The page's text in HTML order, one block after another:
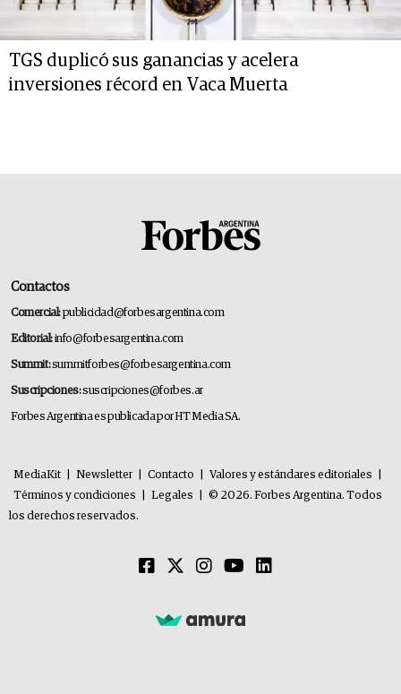
TGS duplicó sus ganancias y acelera
inversiones récord en Vaca Muerta
Contactos
Comercial:publicidad@forbesargentina.com
Editorial:info@forbesargentina.com
Summit:summitforbes@forbesargentina.com
Suscripciones:suscripciones@forbes.ar
Forbes Argentina es publicada por HT Media SA.
MediaKit Newsletter Contacto Valores y estándares editoriales
Términos y condiciones
Legales
© 2026. Forbes Argentina. Todos
los derechos reservados.